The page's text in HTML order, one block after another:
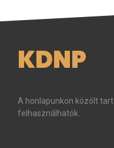
KDNP
A honlapunkon közölt
felhasználhatók.